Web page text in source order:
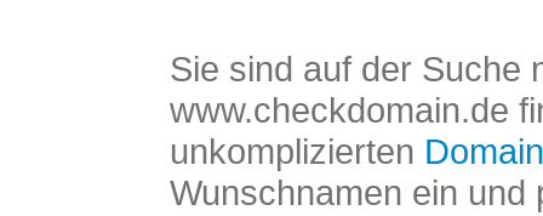
Sie sind auf der Suche
www.checkdomain.de
unkomplizierten
Wunschnamen ein und